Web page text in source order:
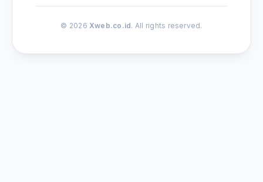
© 2026 Xweb.co.id. All rights reserved.